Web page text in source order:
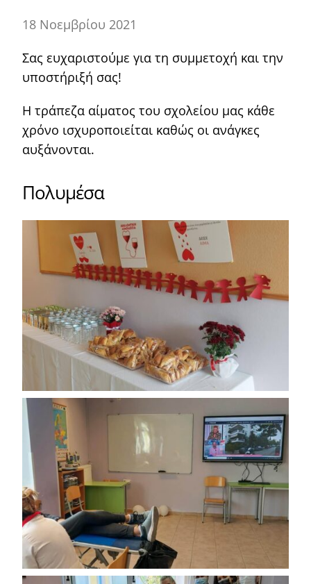
18 Νοεμβρίου 2021
Σας ευχαριστούμε για τη συμμετοχή και την
υποστήριξή σας!
Η τράπεζα αίματος του σχολείου μας κάθε
χρόνο ισχυροποιείται καθώς οι ανάγκες
αυξάνονται.
Πολυμέσα